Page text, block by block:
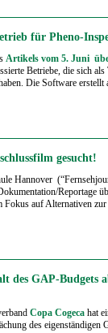
für Pheno-
Artikels vom 5. Juni
Betriebe, die sich
Die Software erstellt
gesucht!
Hannover
Reportage
auf Alternativen
des GAP-Budgets
Copa Cogeca hat
des